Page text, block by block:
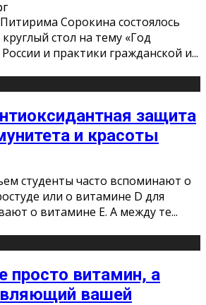
Сорокина состоялось
стол на тему «Год
и практики гражданской и...
защита
и красоты
студенты часто вспоминают о
или о витамине D для
о витамине Е. А между те...
просто витамин, а
вашей